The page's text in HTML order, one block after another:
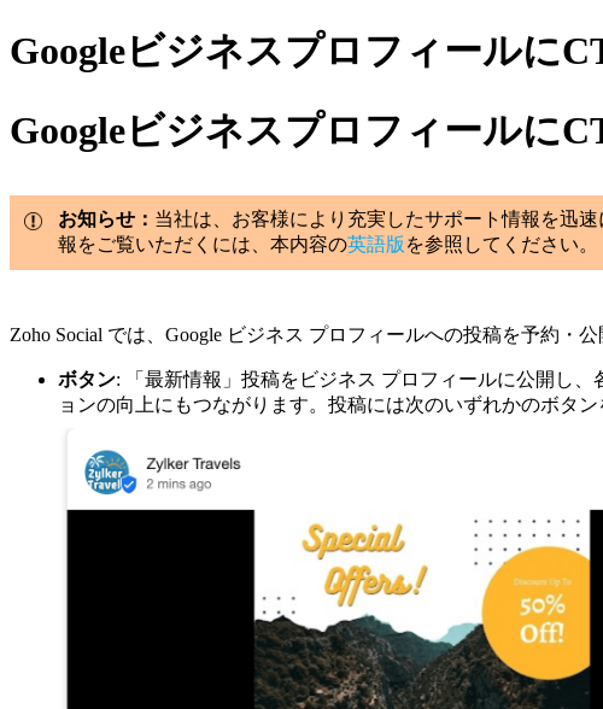
Googleビジネスプロフィールに
Googleビジネスプロフィールに
お知らせ： 当社は、お客様により充実したサポート情報を迅
報をご覧いただくには、本内容の英語版 を参照してください。
Zoho Social では、Google ビジネス プロフィールへの投稿を予約・
ボタン: 「最新情報」投稿をビジネス プロフィールに公開し
ョンの向上にもつながります。投稿には次のいずれかのボタ